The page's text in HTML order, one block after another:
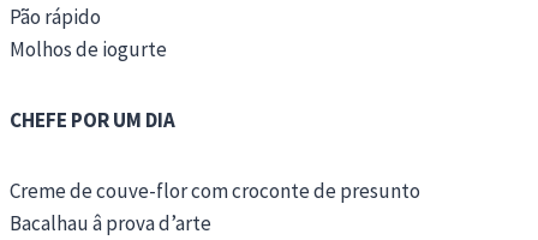
Pão rápido
Molhos de iogurte
CHEFE POR UM DIA
Creme de couve-flor com croconte de presunto
Bacalhau â prova d’arte